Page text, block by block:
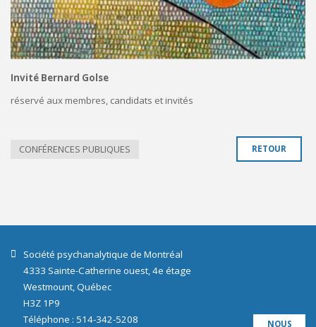
Invité Bernard Golse
réservé aux membres, candidats et invités
CONFÉRENCES PUBLIQUES RETOUR
Société psychanalytique de Montréal
4333 Sainte-Catherine ouest, 4e étage
Westmount, Québec
H3Z 1P9
Téléphone : 514-342-5208
NOUS